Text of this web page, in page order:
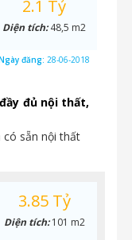
đủ nội thất,
có sẵn nội thất
2.1 Tỷ
Diện tích:48,5 m2
đăng: 28-06-2018
3.85 Tỷ
Diện tích:101 m2